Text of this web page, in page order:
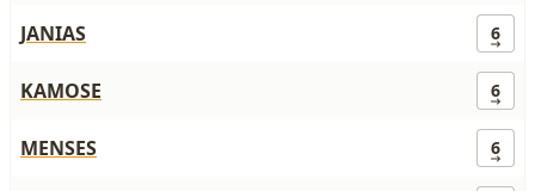
JANIAS 6
KAMOSE 6
MENSES 6